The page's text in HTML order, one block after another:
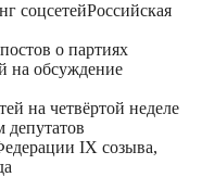
соцсетейРоссийская
о партиях
на обсуждение
на четвёртой неделе
депутатов
IX созыва,